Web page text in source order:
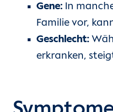
Gene: In
Familie vor,
Geschlecht:
erkranken,